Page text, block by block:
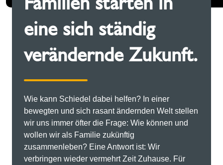
eine sich ständig
verändernde Zukunft.
Wie kann Schiedel dabei helfen? In einer
bewegten und sich rasant ändernden Welt stellen
wir uns immer öfter die Frage: Wie können und
wollen wir als Familie zukünftig
zusammenleben? Eine Antwort ist: Wir
verbringen wieder vermehrt Zeit Zuhause. Für